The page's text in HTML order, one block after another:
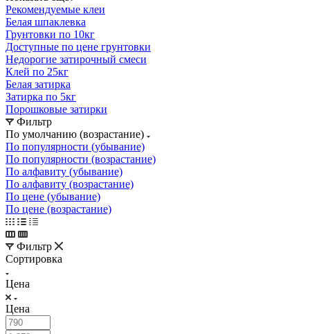
Рекомендуемые клеи
Белая шпаклевка
Грунтовки по 10кг
Доступные по цене грунтовки
Недорогие затирочный смеси
Клей по 25кг
Белая затирка
Затирка по 5кг
Порошковые затирки
Фильтр
По умолчанию (возрастание)
По популярности (убывание)
По популярности (возрастание)
По алфавиту (убывание)
По алфавиту (возрастание)
По цене (убывание)
По цене (возрастание)
Фильтр
Сортировка
Цена
Цена